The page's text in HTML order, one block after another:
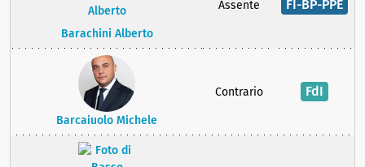
Barachini Alberto
Assente FI-BP-PPE
Barcaiuolo Michele
Contrario FdI